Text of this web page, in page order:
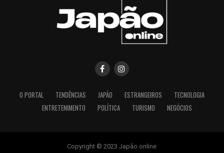
O PORTAL TENDÊNCIAS JAPÃO ESTRANGEIROS
TECNOLOGIA
ENTRETENIMENTO
POLÍTICA TURISMO NEGÓCIOS
Copyright © 2023 Japão.online